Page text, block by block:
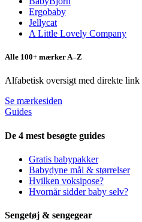
Ergobaby
Jellycat
A Little Lovely Company
Alle 100+ mærker A–Z
Alfabetisk oversigt med direkte
Se mærkesiden
Guides
De 4 mest besøgte guides
Gratis babypakker
Babydyne mål & størrelser
Hvilken voksipose?
Hvornår sidder baby selv?
Sengetøj & sengegear